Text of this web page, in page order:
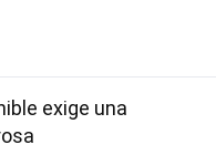
exige una